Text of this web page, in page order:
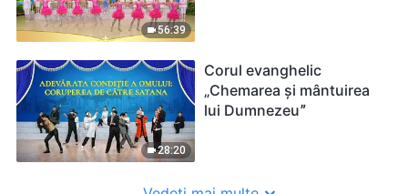
56:39
28:20
Corul evanghelic
„Chemarea și mântuirea
lui Dumnezeuˮ